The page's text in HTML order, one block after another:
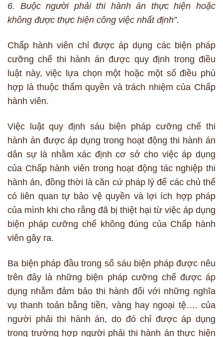
6. Buộc người phải thi hành án thực hiện hoặc
không được thực hiện công việc nhất định”.
Chấp hành viên chỉ được áp dụng các biện pháp
cưỡng chế thi hành án được quy định trong điều
luật này, việc lựa chọn một hoặc một số điều phù
hợp là thuộc thẩm quyền và trách nhiệm của Chấp
hành viên.
Việc luật quy định sáu biện pháp cưỡng chế thi
hành án được áp dụng trong hoạt động thi hành án
dân sự là nhằm xác định cơ sở cho việc áp dụng
của Chấp hành viên trong hoạt động tác nghiệp thi
hành án, đồng thời là căn cứ pháp lý để các chủ thể
có liên quan tự bảo vệ quyền và lợi ích hợp pháp
của mình khi cho rằng đã bị thiệt hại từ việc áp dụng
biện pháp cưỡng chế không đúng của Chấp hành
viên gây ra.
Ba biện pháp đầu trong số sáu biện pháp được nêu
trên đây là những biện pháp cưỡng chế được áp
dụng nhằm đảm bảo thi hành đối với những nghĩa
vụ thanh toản bằng tiền, vàng hay ngoại tệ…. của
người phải thi hành án, do đó chỉ được áp dụng
trong trường hợp người phải thi hành án thực hiện